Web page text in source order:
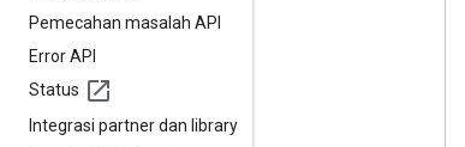
Pemecahan masalah API
Error API
Status
Integrasi partner dan library